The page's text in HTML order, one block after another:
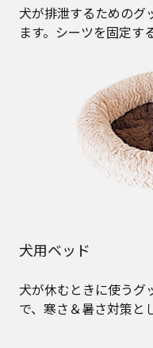
犬が排泄するためのグ
ます。シーツを固定す
犬用ベッド
犬が休むときに使うグ
で、寒さ＆暑さ対策と